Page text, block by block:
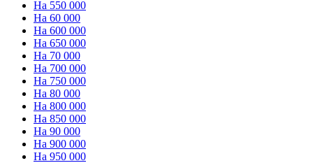
На 550 000
На 60 000
На 600 000
На 650 000
На 70 000
На 700 000
На 750 000
На 80 000
На 800 000
На 850 000
На 90 000
На 900 000
На 950 000